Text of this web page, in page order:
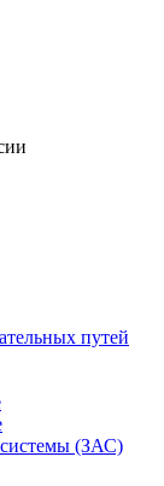
путей
(ЗАС)